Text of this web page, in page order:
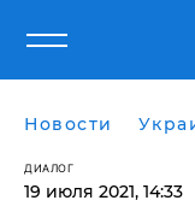
Новости
ДИАЛОГ
19 июля 2021, 14:33